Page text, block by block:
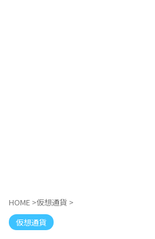
HOME >仮想通貨 >
仮想通貨